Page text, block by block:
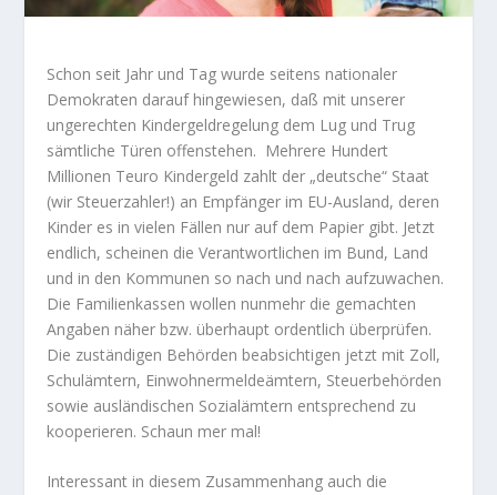
Schon seit Jahr und Tag wurde seitens nationaler
Demokraten darauf hingewiesen, daß mit unserer
ungerechten Kindergeldregelung dem Lug und Trug
sämtliche Türen offenstehen. Mehrere Hundert
Millionen Teuro Kindergeld zahlt der „deutsche“ Staat
(wir Steuerzahler!) an Empfänger im EU-Ausland, deren
Kinder es in vielen Fällen nur auf dem Papier gibt. Jetzt
endlich, scheinen die Verantwortlichen im Bund, Land
und in den Kommunen so nach und nach aufzuwachen.
Die Familienkassen wollen nunmehr die gemachten
Angaben näher bzw. überhaupt ordentlich überprüfen.
Die zuständigen Behörden beabsichtigen jetzt mit Zoll,
Schulämtern, Einwohnermeldeämtern, Steuerbehörden
sowie ausländischen Sozialämtern entsprechend zu
kooperieren. Schaun mer mal!
Interessant in diesem Zusammenhang auch die